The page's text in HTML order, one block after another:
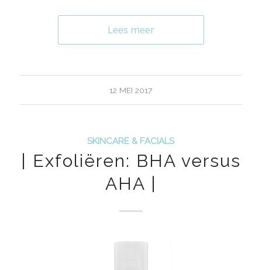
Lees meer
12 MEI 2017
SKINCARE & FACIALS
| Exfoliëren: BHA versus
AHA |